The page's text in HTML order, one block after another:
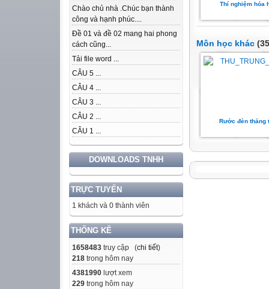
Chào chủ nhà .Chúc bạn thành
công và hạnh phúc....
Đề 01 và đề 02 mang hai phong
cách cũng...
Tải file word ...
CÂU 5 ...
CÂU 4 ...
CÂU 3 ...
CÂU 2 ...
CÂU 1 ...
DOWNLOADS TNHH
TRỰC TUYẾN
1 khách và 0 thành viên
THỐNG KÊ
1658483 truy cập (chi tiết)
218 trong hôm nay
4381990 lượt xem
229 trong hôm nay
Thí nghiệm hóa
Môn học khác
Rước đèn tháng